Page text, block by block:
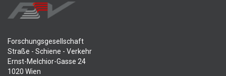
Forschungsgesellschaft
Straße - Schiene - Verkehr
Ernst-Melchior-Gasse 24
1020 Wien